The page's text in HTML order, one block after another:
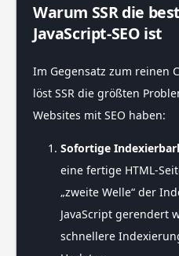
Warum SSR die
JavaScript-SEO ist
Im Gegensatz zum reinen
löst SSR die größten
Websites mit SEO haben:
Sofortige
eine fertige HTML-
„zweite Welle“ der
JavaScript gerendert
schnellere